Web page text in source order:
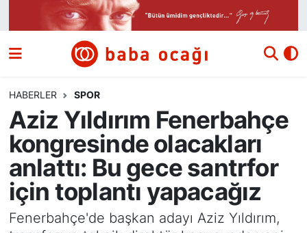
HABERLER SPOR
Aziz Yıldırım Fenerbahçe
kongresinde olacakları
anlattı: Bu gece santrfor
için toplantı yapacağız
Fenerbahçe'de başkan adayı Aziz Yıldırım,
Siyaset
Ekonomi
Dünya
Kültür ve Sanat
Eğitim
Nöbetçi Eczaneler
Namaz Vakitleri
Trafik Durumu
Süper Lig Puan Durumu ve Fikstür
Tüm Manşetler